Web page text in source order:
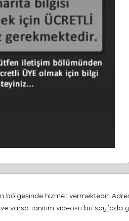
hizmet vermektedir.
varsa tanıtım videosu bu sayfada